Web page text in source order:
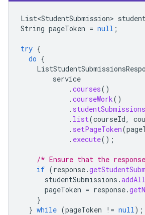
List<StudentSubmission>
String pageToken = null ;
try {
do {
service
.courses()
.courseWork()
. studentSubmissions
. list(courseId,
. setPageToken(
. execute();
/* Ensure that the
if (response.
studentSubmissions .addAll
pageToken = response.
}
} while (pageToken != null);